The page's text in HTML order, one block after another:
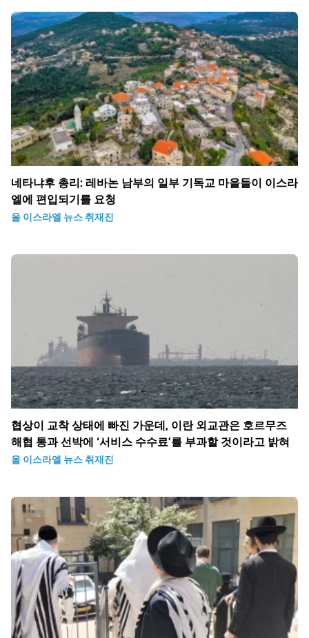
네타냐후 총리: 레바논 남부의 일부 기독교 마을들이 이스라
엘에 편입되기를 요청
올 이스라엘 뉴스 취재진
협상이 교착 상태에 빠진 가운데, 이란 외교관은 호르무즈
해협 통과 선박에 ‘서비스 수수료’를 부과할 것이라고 밝혀
올 이스라엘 뉴스 취재진